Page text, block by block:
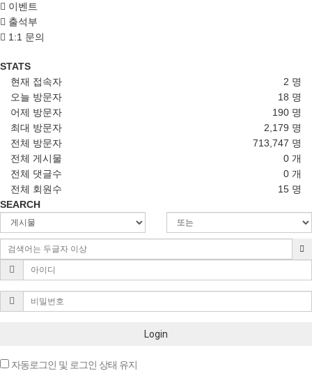
이벤트
출석부
1:1 문의
STATS
2 명
현재 접속자
18 명
오늘 방문자
190 명
어제 방문자
2,179 명
최대 방문자
713,747 명
전체 방문자
0 개
전체 게시물
0 개
전체 댓글수
15 명
전체 회원수
SEARCH
Login
자동로그인 및 로그인 상태 유지